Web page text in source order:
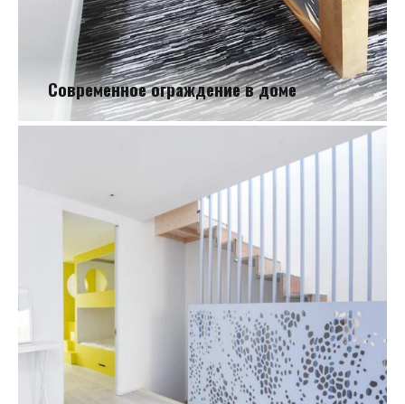
Современное ограждение в доме